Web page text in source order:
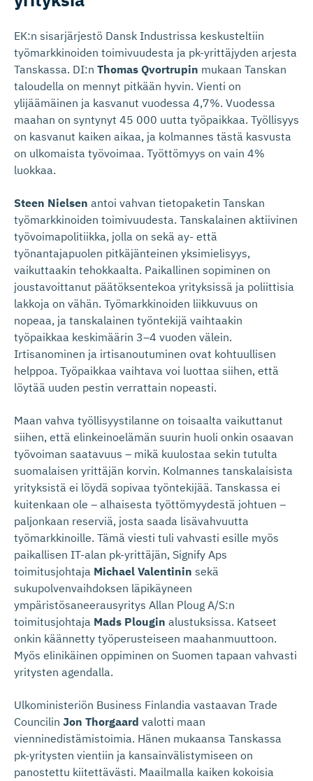
EK:n sisarjärjestö Dansk Industrissa keskusteltiin
työmarkkinoiden toimivuudesta ja pk-yrittäjyden arjesta
Tanskassa. DI:n Thomas Qvortrupin mukaan Tanskan
taloudella on mennyt pitkään hyvin. Vienti on
ylijäämäinen ja kasvanut vuodessa 4,7%. Vuodessa
maahan on syntynyt 45 000 uutta työpaikkaa. Työllisyys
on kasvanut kaiken aikaa, ja kolmannes tästä kasvusta
on ulkomaista työvoimaa. Työttömyys on vain 4%
luokkaa.
Steen Nielsen antoi vahvan tietopaketin Tanskan
työmarkkinoiden toimivuudesta. Tanskalainen aktiivinen
työvoimapolitiikka, jolla on sekä ay- että
työnantajapuolen pitkäjänteinen yksimielisyys,
vaikuttaakin tehokkaalta. Paikallinen sopiminen on
joustavoittanut päätöksentekoa yrityksissä ja poliittisia
lakkoja on vähän. Työmarkkinoiden liikkuvuus on
nopeaa, ja tanskalainen työntekijä vaihtaakin
työpaikkaa keskimäärin 3–4 vuoden välein.
Irtisanominen ja irtisanoutuminen ovat kohtuullisen
helppoa. Työpaikkaa vaihtava voi luottaa siihen, että
löytää uuden pestin verrattain nopeasti.
Maan vahva työllisyystilanne on toisaalta vaikuttanut
siihen, että elinkeinoelämän suurin huoli onkin osaavan
työvoiman saatavuus – mikä kuulostaa sekin tutulta
suomalaisen yrittäjän korvin. Kolmannes tanskalaisista
yrityksistä ei löydä sopivaa työntekijää. Tanskassa ei
kuitenkaan ole – alhaisesta työttömyydestä johtuen –
paljonkaan reserviä, josta saada lisävahvuutta
työmarkkinoille. Tämä viesti tuli vahvasti esille myös
paikallisen IT-alan pk-yrittäjän, Signify Aps
toimitusjohtaja Michael Valentinin sekä
sukupolvenvaihdoksen läpikäyneen
ympäristösaneerausyritys Allan Ploug A/S:n
toimitusjohtaja Mads Plougin alustuksissa. Katseet
onkin käännetty työperusteiseen maahanmuuttoon.
Myös elinikäinen oppiminen on Suomen tapaan vahvasti
yritysten agendalla.
Ulkoministeriön Business Finlandia vastaavan Trade
Councilin Jon Thorgaard valotti maan
vienninedistämistoimia. Hänen mukaansa Tanskassa
pk-yritysten vientiin ja kansainvälistymiseen on
panostettu kiitettävästi. Maailmalla kaiken kokoisia